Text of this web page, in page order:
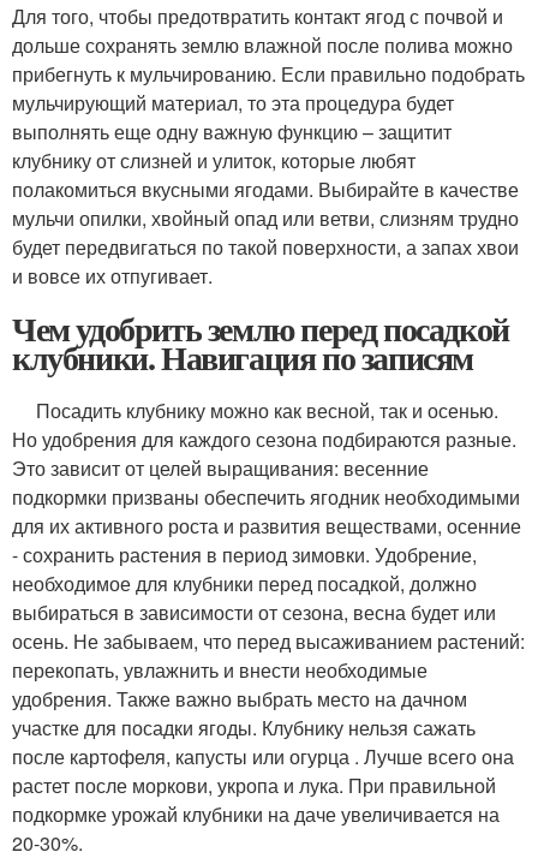
Для того, чтобы предотвратить контакт ягод с почвой и
дольше сохранять землю влажной после полива можно
прибегнуть к мульчированию. Если правильно подобрать
мульчирующий материал, то эта процедура будет
выполнять еще одну важную функцию – защитит
клубнику от слизней и улиток, которые любят
полакомиться вкусными ягодами. Выбирайте в качестве
мульчи опилки, хвойный опад или ветви, слизням трудно
будет передвигаться по такой поверхности, а запах хвои
и вовсе их отпугивает.
Чем удобрить землю перед посадкой
клубники. Навигация по записям
Посадить клубнику можно как весной, так и осенью.
Но удобрения для каждого сезона подбираются разные.
Это зависит от целей выращивания: весенние
подкормки призваны обеспечить ягодник необходимыми
для их активного роста и развития веществами, осенние
- сохранить растения в период зимовки. Удобрение,
необходимое для клубники перед посадкой, должно
выбираться в зависимости от сезона, весна будет или
осень. Не забываем, что перед высаживанием растений:
перекопать, увлажнить и внести необходимые
удобрения. Также важно выбрать место на дачном
участке для посадки ягоды. Клубнику нельзя сажать
после картофеля, капусты или огурца . Лучше всего она
растет после моркови, укропа и лука. При правильной
подкормке урожай клубники на даче увеличивается на
20-30%.